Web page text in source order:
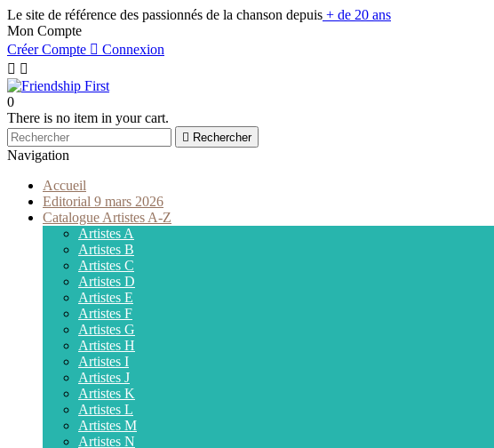
Le site de référence des passionnés de la chanson depuis + de 20 ans
Mon Compte
Créer Compte  Connexion
 
0
There is no item in your cart.
 Rechercher
Navigation
Accueil
Editorial 9 mars 2026
Catalogue Artistes A-Z
Artistes A
Artistes B
Artistes C
Artistes D
Artistes E
Artistes F
Artistes G
Artistes H
Artistes I
Artistes J
Artistes K
Artistes L
Artistes M
Artistes N